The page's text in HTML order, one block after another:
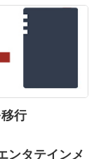
行
ンタテインメ